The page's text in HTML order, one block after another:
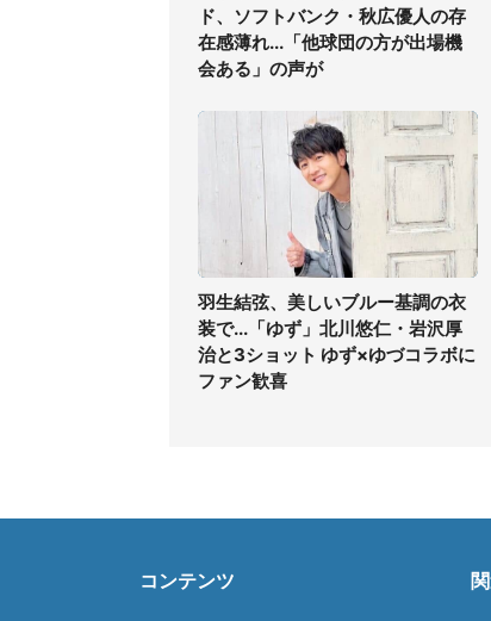
ド、ソフトバンク・秋広優人の存
在感薄れ...「他球団の方が出場機
会ある」の声が
羽生結弦、美しいブルー基調の衣
装で...「ゆず」北川悠仁・岩沢厚
治と3ショット ゆず×ゆづコラボに
ファン歓喜
コンテンツ